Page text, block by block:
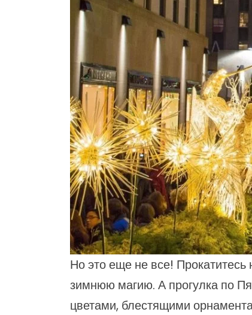
Но это еще не все!
зимнюю магию. А прогулка по
цветами, блестящими